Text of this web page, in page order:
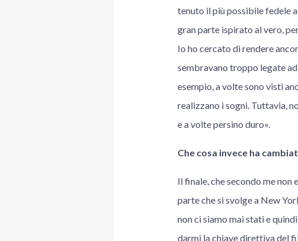
tenuto il più possibile fedele
gran parte ispirato al vero,
Io ho cercato di rendere
sembravano troppo legate
esempio, a volte sono visti
realizzano i sogni. Tuttavia,
e a volte persino duro».
Che cosa invece ha
Il finale, che secondo me non
parte che si svolge a New
non ci siamo mai stati e
darmi la chiave direttiva del